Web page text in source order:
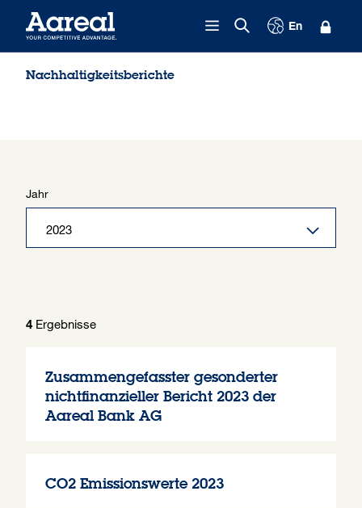
En
Nachhaltigkeitsberichte
Jahr
4 Ergebnisse
Zusammengefasster gesonderter
nichtfinanzieller Bericht 2023 der
Aareal Bank AG
CO2 Emissionswerte 2023